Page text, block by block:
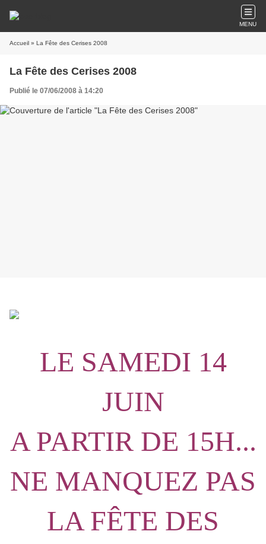
MENU
Accueil » La Fête des Cerises 2008
La Fête des Cerises 2008
Publié le 07/06/2008 à 14:20
LE SAMEDI 14
JUIN
A PARTIR DE 15H...
NE MANQUEZ PAS
LA FÊTE DES